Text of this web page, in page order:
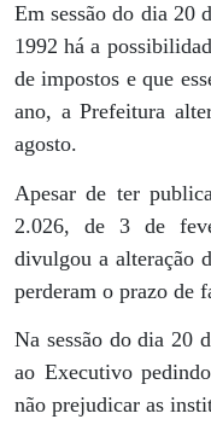
Em sessão do dia 20
1992 há a
de impostos e que
ano, a Prefeitura
agosto.
Apesar de ter
2.026, de 3 de
divulgou a alteração
perderam o prazo de
Na sessão do dia 20
ao Executivo
não prejudicar as